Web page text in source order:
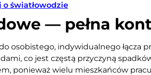
światłowodzie
— pełna
osobistego, indywidualnego łącza
co jest częstą przyczyną
ponieważ wielu mieszkańców